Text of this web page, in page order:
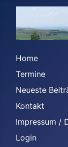
Home
Termine
Neueste
Kontakt
Impressum /
Login